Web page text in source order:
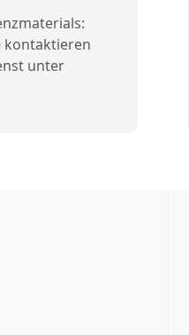
kontaktieren
unter